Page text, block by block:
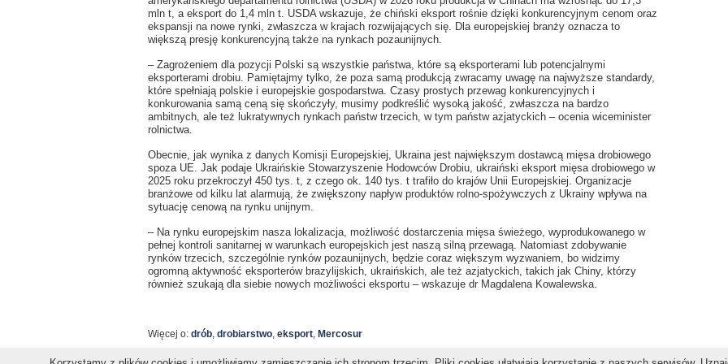
mln t, a eksport do 1,4 mln t. USDA wskazuje, że chiński eksport rośnie dzięki konkurencyjnym cenom oraz
ekspansji na nowe rynki, zwłaszcza w krajach rozwijających się. Dla europejskiej branży oznacza to
większą presję konkurencyjną także na rynkach pozaunijnych.
– Zagrożeniem dla pozycji Polski są wszystkie państwa, które są eksporterami lub potencjalnymi
eksporterami drobiu. Pamiętajmy tylko, że poza samą produkcją zwracamy uwagę na najwyższe standardy,
które spełniają polskie i europejskie gospodarstwa. Czasy prostych przewag konkurencyjnych i
konkurowania samą ceną się skończyły, musimy podkreślić wysoką jakość, zwłaszcza na bardzo
ambitnych, ale też lukratywnych rynkach państw trzecich, w tym państw azjatyckich – ocenia wiceminister
rolnictwa.
Obecnie, jak wynika z danych Komisji Europejskiej, Ukraina jest największym dostawcą mięsa drobiowego
spoza UE. Jak podaje Ukraińskie Stowarzyszenie Hodowców Drobiu, ukraiński eksport mięsa drobiowego w
2025 roku przekroczył 450 tys. t, z czego ok. 140 tys. t trafiło do krajów Unii Europejskiej. Organizacje
branżowe od kilku lat alarmują, że zwiększony napływ produktów rolno-spożywczych z Ukrainy wpływa na
sytuację cenową na rynku unijnym.
– Na rynku europejskim nasza lokalizacja, możliwość dostarczenia mięsa świeżego, wyprodukowanego w
pełnej kontroli sanitarnej w warunkach europejskich jest naszą silną przewagą. Natomiast zdobywanie
rynków trzecich, szczególnie rynków pozaunijnych, będzie coraz większym wyzwaniem, bo widzimy
ogromną aktywność eksporterów brazylijskich, ukraińskich, ale też azjatyckich, takich jak Chiny, którzy
również szukają dla siebie nowych możliwości eksportu – wskazuje dr Magdalena Kowalewska.
Więcej o: drób, drobiarstwo, eksport, Mercosur